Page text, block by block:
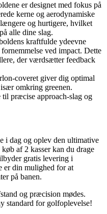
er designet med fokus på
kerne og aerodynamiske
og hurtigere, hvilket
alle dine slag.
kraftfulde ydeevne
ved impact. Dette
der værdsætter feedback
coveret giver dig optimal
omkring greenen.
præcise approach-slag og
i dag og oplev den ultimative
af 2 kasser kan du drage
gratis levering i
er din mulighed for at
på banen.
og præcision mødes.
standard for golfoplevelse!